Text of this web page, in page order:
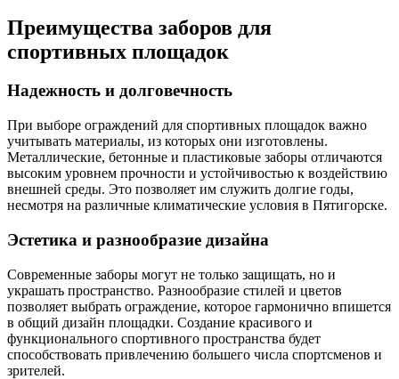
Преимущества заборов для
спортивных площадок
Надежность и долговечность
При выборе ограждений для спортивных площадок важно
учитывать материалы, из которых они изготовлены.
Металлические, бетонные и пластиковые заборы отличаются
высоким уровнем прочности и устойчивостью к воздействию
внешней среды. Это позволяет им служить долгие годы,
несмотря на различные климатические условия в Пятигорске.
Эстетика и разнообразие дизайна
Современные заборы могут не только защищать, но и
украшать пространство. Разнообразие стилей и цветов
позволяет выбрать ограждение, которое гармонично впишется
в общий дизайн площадки. Создание красивого и
функционального спортивного пространства будет
способствовать привлечению большего числа спортсменов и
зрителей.